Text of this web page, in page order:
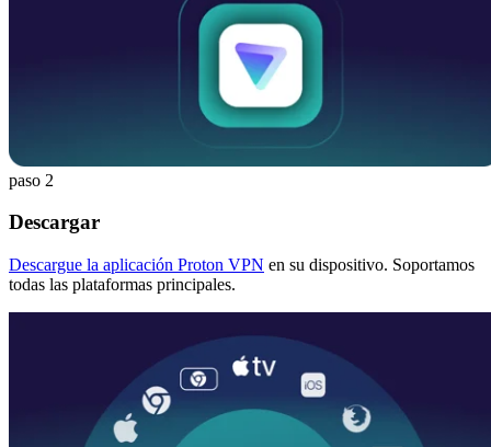
paso 2
Descargar
Descargue la aplicación Proton VPN en su dispositivo. Soportamos
todas las plataformas principales.